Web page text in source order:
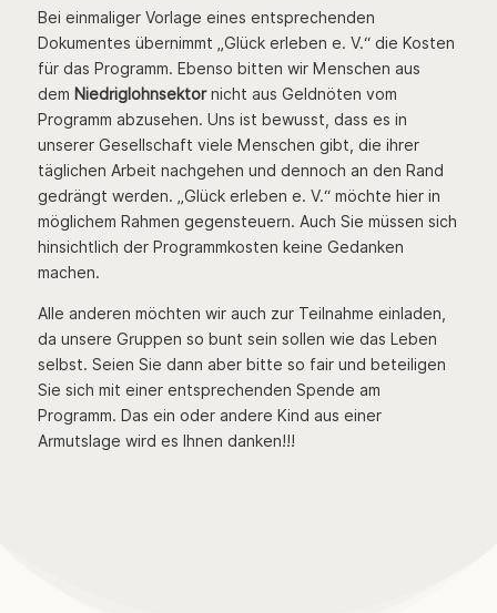
Bei einmaliger Vorlage eines entsprechenden
Dokumentes übernimmt „Glück erleben e. V.“ die Kosten
für das Programm. Ebenso bitten wir Menschen aus
dem Niedriglohnsektornicht aus Geldnöten vom
Programm abzusehen. Uns ist bewusst, dass es in
unserer Gesellschaft viele Menschen gibt, die ihrer
täglichen Arbeit nachgehen und dennoch an den Rand
gedrängt werden. „Glück erleben e. V.“ möchte hier in
möglichem Rahmen gegensteuern. Auch Sie müssen sich
hinsichtlich der Programmkosten keine Gedanken
machen.
Alle anderen möchten wir auch zur Teilnahme einladen,
da unsere Gruppen so bunt sein sollen wie das Leben
selbst. Seien Sie dann aber bitte so fair und beteiligen
Sie sich mit einer entsprechenden Spende am
Programm. Das ein oder andere Kind aus einer
Armutslage wird es Ihnen danken!!!